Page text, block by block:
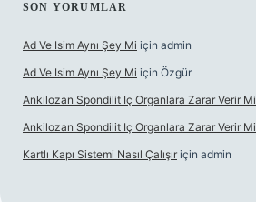
SON YORUMLAR
Ad Ve Isim Aynı Şey Mi için admin
Ad Ve Isim Aynı Şey Mi için Özgür
Ankilozan Spondilit Iç Organlara Zarar Verir Mi
Ankilozan Spondilit Iç Organlara Zarar Verir Mi
Kartlı Kapı Sistemi Nasıl Çalışır için admin